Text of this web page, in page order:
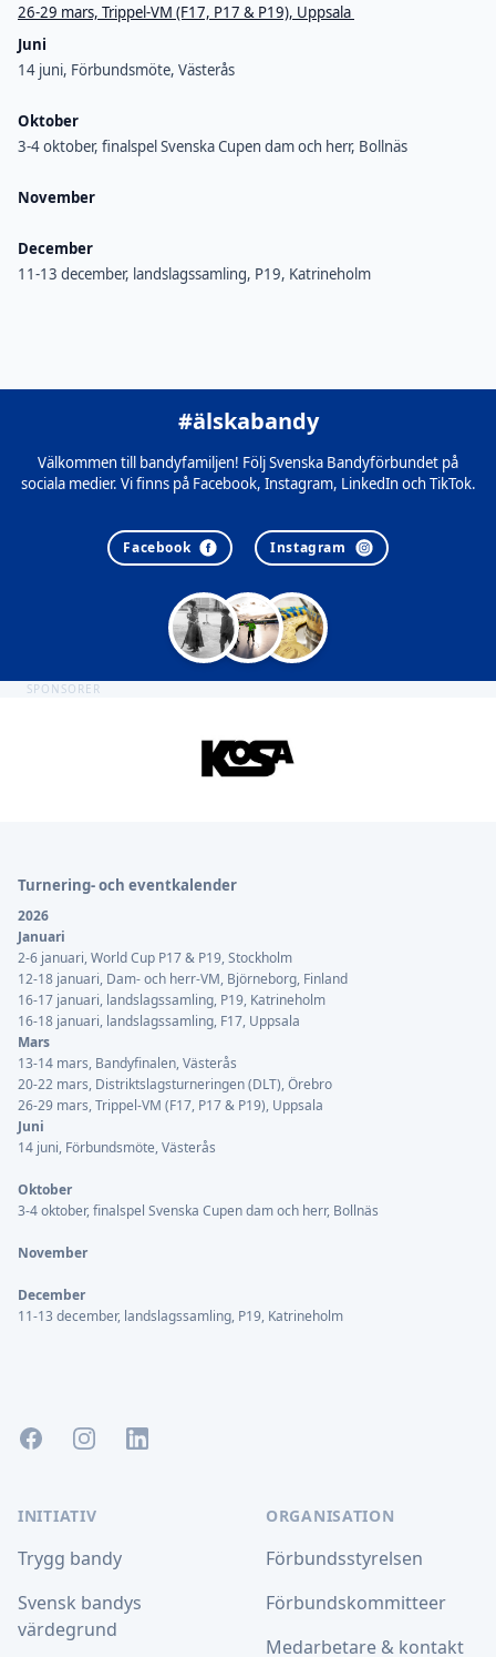
26-29 mars, Trippel-VM (F17, P17 & P19), Uppsala
Juni
14 juni, Förbundsmöte, Västerås
Oktober
3-4 oktober, finalspel Svenska Cupen dam och herr, Bollnäs
November
December
11-13 december, landslagssamling, P19, Katrineholm
#älskabandy
Välkommen till bandyfamiljen! Följ Svenska Bandyförbundet på
sociala medier. Vi finns på Facebook, Instagram, LinkedIn och TikTok.
Facebook Instagram
SPONSORER
Turnering- och eventkalender
2026
Januari
2-6 januari, World Cup P17 & P19, Stockholm
12-18 januari, Dam- och herr-VM, Björneborg, Finland
16-17 januari, landslagssamling, P19, Katrineholm
16-18 januari, landslagssamling, F17, Uppsala
Mars
13-14 mars, Bandyfinalen, Västerås
20-22 mars, Distriktslagsturneringen (DLT), Örebro
26-29 mars, Trippel-VM (F17, P17 & P19), Uppsala
Juni
14 juni, Förbundsmöte, Västerås
Oktober
3-4 oktober, finalspel Svenska Cupen dam och herr, Bollnäs
November
December
11-13 december, landslagssamling, P19, Katrineholm
FacebookInstagramLinkedIn
INITIATIV
Trygg bandy
Svensk bandys
värdegrund
ORGANISATION
Förbundsstyrelsen
Förbundskommitteer
Medarbetare & kontakt